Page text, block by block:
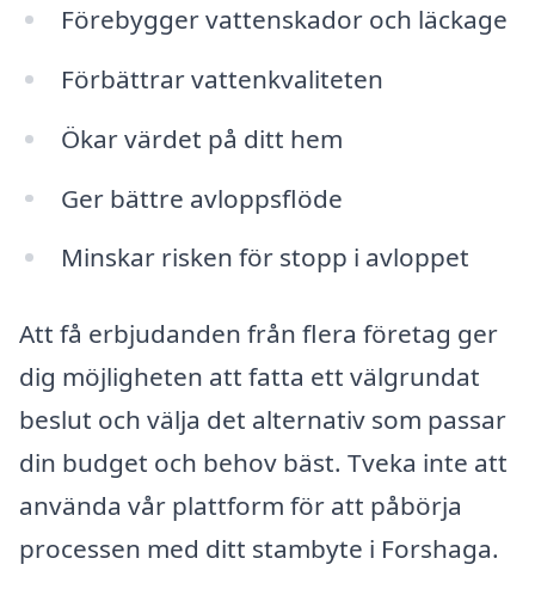
Förebygger vattenskador och läckage
Förbättrar vattenkvaliteten
Ökar värdet på ditt hem
Ger bättre avloppsflöde
Minskar risken för stopp i avloppet
Att få erbjudanden från flera företag ger
dig möjligheten att fatta ett välgrundat
beslut och välja det alternativ som passar
din budget och behov bäst. Tveka inte att
använda vår plattform för att påbörja
processen med ditt stambyte i Forshaga.